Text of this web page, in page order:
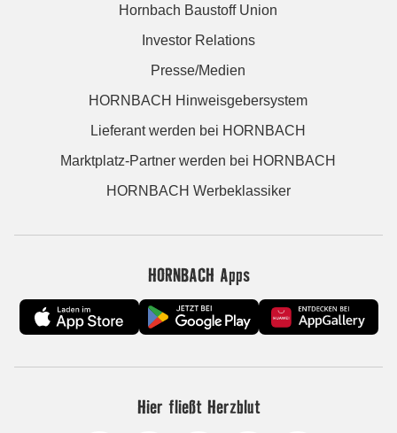
Hornbach Baustoff Union
Investor Relations
Presse/Medien
HORNBACH Hinweisgebersystem
Lieferant werden bei HORNBACH
Marktplatz-Partner werden bei HORNBACH
HORNBACH Werbeklassiker
HORNBACH Apps
Hier fließt Herzblut